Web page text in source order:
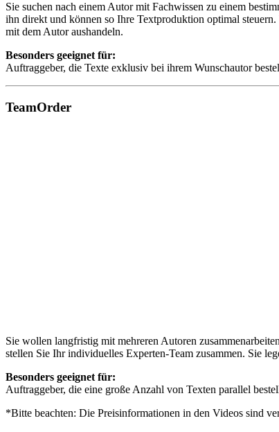
Sie suchen nach einem Autor mit Fachwissen zu einem
ihn direkt und können so Ihre Textproduktion optimal
mit dem Autor aushandeln.
Besonders geeignet für:
Auftraggeber, die Texte exklusiv bei ihrem Wunschautor
TeamOrder
Sie wollen langfristig mit mehreren Autoren
stellen Sie Ihr individuelles Experten-Team zusammen. Sie
Besonders geeignet für:
Auftraggeber, die eine große Anzahl von Texten parallel
*Bitte beachten: Die Preisinformationen in den Videos sind